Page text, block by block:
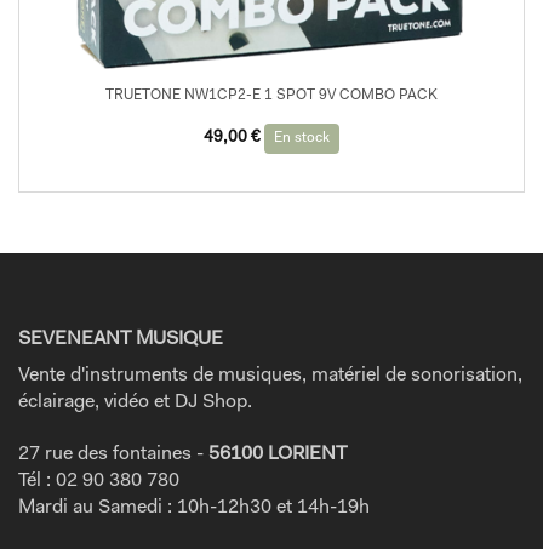
TRUETONE NW1CP2-E 1 SPOT 9V COMBO PACK
49,00 € En stock
SEVENEANT MUSIQUE
Vente d'instruments de musiques, matériel de sonorisation,
éclairage, vidéo et DJ Shop.
27 rue des fontaines - 56100 LORIENT
Tél : 02 90 380 780
Mardi au Samedi : 10h-12h30 et 14h-19h